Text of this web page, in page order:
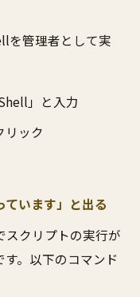
を管理者として実
」と入力
リック
ています」と出る
スクリプトの実行が
。以下のコマンド